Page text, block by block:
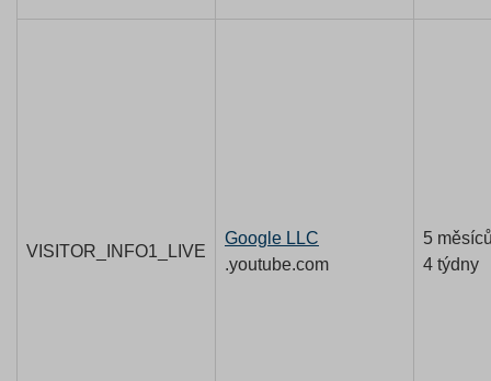
VISITOR_INFO1_LIVE
Google LLC
.youtube.com
5
4 týdny